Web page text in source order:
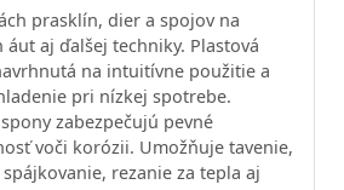
prasklín, dier a spojov na
aj ďalšej techniky. Plastová
na intuitívne použitie a
pri nízkej spotrebe.
zabezpečujú pevné
voči korózii. Umožňuje tavenie,
rezanie za tepla aj